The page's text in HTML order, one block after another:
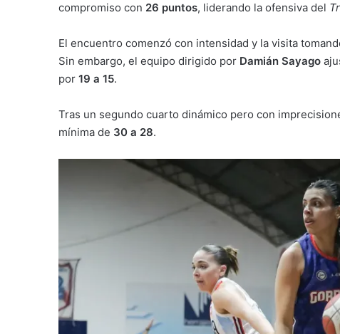
compromiso con 26 puntos, liderando la ofensiva del
El encuentro comenzó con intensidad y la visita
Sin embargo, el equipo dirigido por Damián Sayago
por19 a 15.
Tras un segundo cuarto dinámico pero con
mínima de 30 a 28.